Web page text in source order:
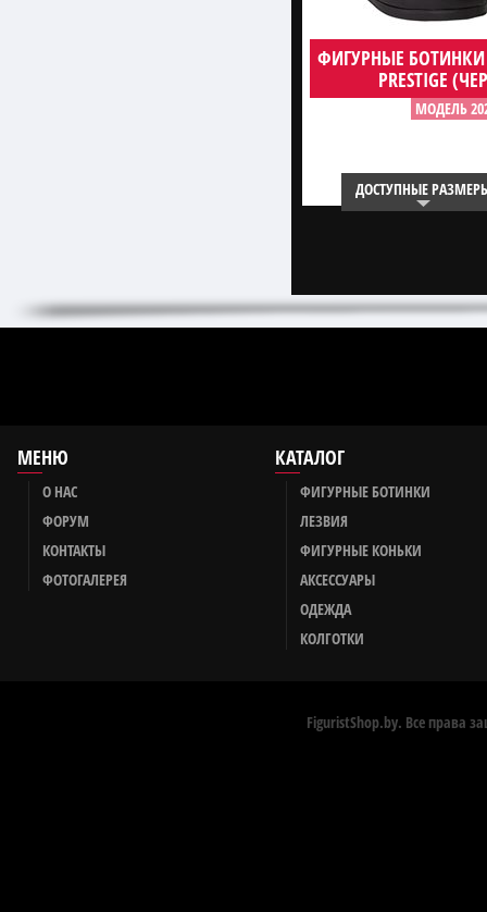
ФИГУРНЫЕ БОТИНКИ
PRESTIGE
МОДЕЛЬ
ДОСТУПНЫЕ
МЕНЮ
О НАС
ФОРУМ
КОНТАКТЫ
ФОТОГАЛЕРЕЯ
КАТАЛОГ
ФИГУРНЫЕ БОТИНКИ
ЛЕЗВИЯ
ФИГУРНЫЕ КОНЬКИ
АКСЕССУАРЫ
ОДЕЖДА
КОЛГОТКИ
FiguristShop.by. Все права